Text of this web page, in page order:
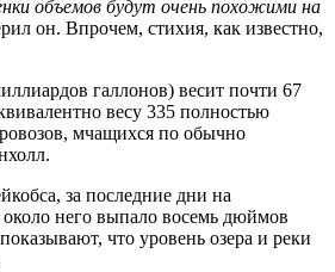
объемов будут очень похожими на
он. Впрочем, стихия, как известно,
галлонов) весит почти 67
весу 335 полностью
мчащихся по обычно
за последние дни на
около него выпало восемь дюймов
что уровень озера и реки